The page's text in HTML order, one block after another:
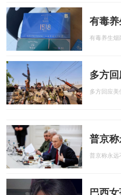
有毒
有毒养生烟
多方
多方回应美
普京
普京称永
巴西